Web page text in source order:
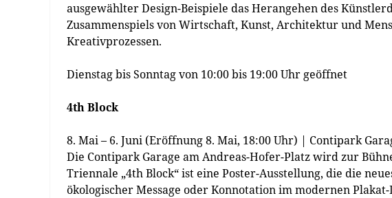
ausgewählter Design-Beispiele das Herangehen des
Zusammenspiels von Wirtschaft, Kunst, Architektur und
Kreativprozessen.
Dienstag bis Sonntag von 10:00 bis 19:00 Uhr geöffnet
4th Block
Mai – 6. Juni (Eröffnung 8. Mai, 18:00 Uhr) | Contipark
Die Contipark Garage am Andreas-Hofer-Platz wird zur
Triennale „4th Block“ ist eine Poster-Ausstellung, die die
ökologischer Message oder Konnotation im modernen